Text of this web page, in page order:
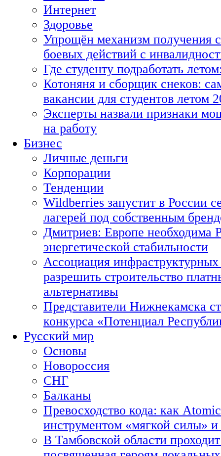
Интернет
Здоровье
Упрощён механизм получения
боевых действий с
Где студенту подработать
Котоняня и сборщик снеков:
вакансии для студентов летом
Эксперты назвали признаки
на работу
Бизнес
Личные деньги
Корпорации
Тенденции
Wildberries запустит в России
лагерей под собственным
Дмитриев: Европе необходима
энергетической стабильности
Ассоциация
разрешить строительство
альтернативы
Представители Нижнекамска
конкурса «Потенциал
Русский мир
Основы
Новороссия
СНГ
Балканы
Превосходство кода: как
инструментом «мягкой силы» и
В Тамбовской области